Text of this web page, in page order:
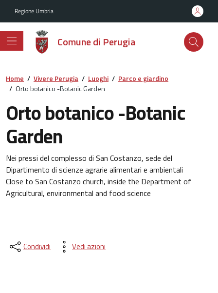
Regione Umbria
Comune di Perugia
Home / Vivere Perugia / Luoghi / Parco e giardino
/ Orto botanico -Botanic Garden
Orto botanico -Botanic
Garden
Nei pressi del complesso di San Costanzo, sede del
Dipartimento di scienze agrarie alimentari e ambientali
Close to San Costanzo church, inside the Department of
Agricultural, environmental and food science
Condividi Vedi azioni